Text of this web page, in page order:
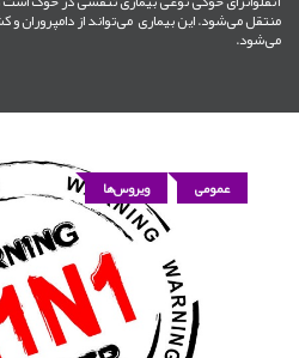
منتقل می‌شود. این بیماری می‌تواند از دامپروران
می‌شود.
عمومی ویروس‌ها